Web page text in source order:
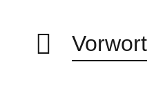
Vorwort